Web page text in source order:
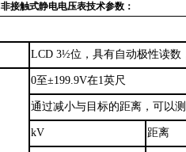
非接触式静电电压表技术参数：
LCD 3½位，具有自动极性读数
0至±199.9V在1英尺
通过减小与目标的距离，可以
kV 距离